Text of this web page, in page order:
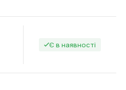
Є в наявності